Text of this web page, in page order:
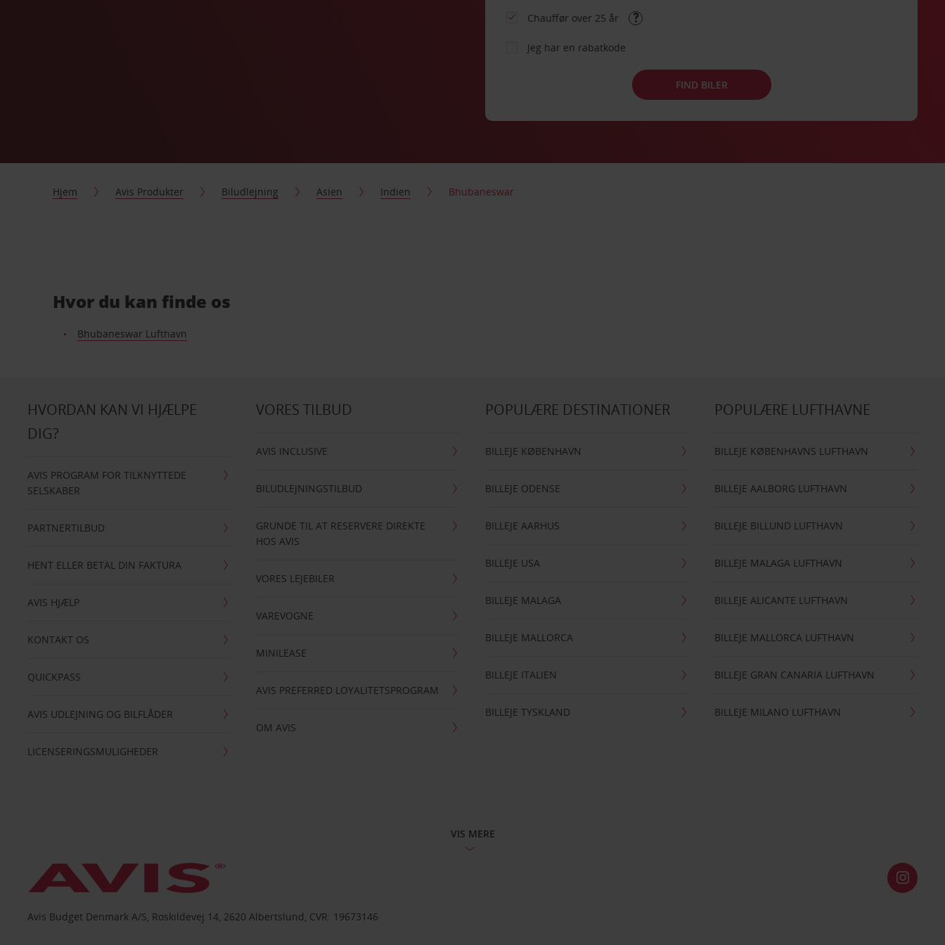
Chauffør over 25 år
Jeg har en rabatkode
FIND BILER
Hjem Avis Produkter Biludlejning Asien Indien Bhubaneswar
Hvor du kan finde os
Bhubaneswar Lufthavn
HVORDAN KAN VI HJÆLPE
DIG?
AVIS PROGRAM FOR TILKNYTTEDE
SELSKABER
PARTNERTILBUD
HENT ELLER BETAL DIN FAKTURA
AVIS HJÆLP
KONTAKT OS
QUICKPASS
AVIS UDLEJNING OG BILFLÅDER
LICENSERINGSMULIGHEDER
VORES TILBUD
AVIS INCLUSIVE
BILUDLEJNINGSTILBUD
GRUNDE TIL AT RESERVERE DIREKTE
HOS AVIS
VORES LEJEBILER
VAREVOGNE
MINILEASE
AVIS PREFERRED LOYALITETSPROGRAM
OM AVIS
POPULÆRE DESTINATIONER
BILLEJE KØBENHAVN
BILLEJE ODENSE
BILLEJE AARHUS
BILLEJE USA
BILLEJE MALAGA
BILLEJE MALLORCA
BILLEJE ITALIEN
BILLEJE TYSKLAND
POPULÆRE LUFTHAVNE
BILLEJE KØBENHAVNS LUFTHAVN
BILLEJE AALBORG LUFTHAVN
BILLEJE BILLUND LUFTHAVN
BILLEJE MALAGA LUFTHAVN
BILLEJE ALICANTE LUFTHAVN
BILLEJE MALLORCA LUFTHAVN
BILLEJE GRAN CANARIA LUFTHAVN
BILLEJE MILANO LUFTHAVN
VIS MERE
Avis Budget Denmark A/S, Roskildevej 14, 2620 Albertslund, CVR: 19673146